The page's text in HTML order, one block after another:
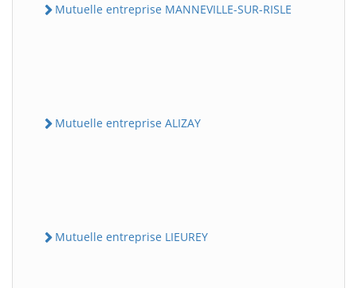
Mutuelle entreprise MANNEVILLE-SUR-RISLE
Mutuelle entreprise ALIZAY
Mutuelle entreprise LIEUREY